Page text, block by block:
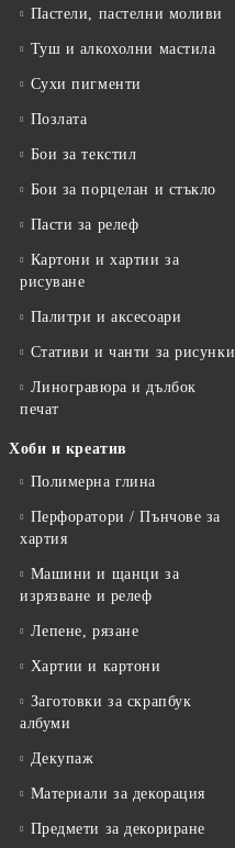
Пастели, пастелни моливи
Туш и алкохолни мастила
Сухи пигменти
Позлата
Бои за текстил
Бои за порцелан и стъкло
Пасти за релеф
Картони и хартии за
рисуване
Палитри и аксесоари
Стативи и чанти за рисунки
Линогравюра и дълбок
печат
Хоби и креатив
Полимерна глина
Перфоратори / Пънчове за
хартия
Машини и щанци за
изрязване и релеф
Лепене, рязане
Хартии и картони
Заготовки за скрапбук
албуми
Декупаж
Материали за декорация
Предмети за декориране